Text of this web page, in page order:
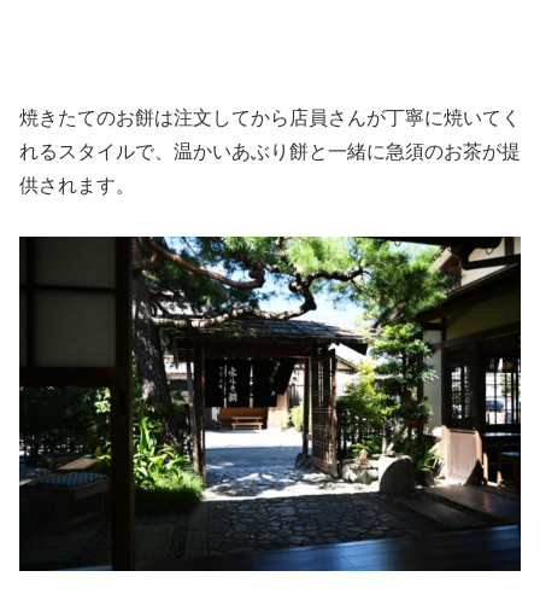
焼きたてのお餅は注文してから店員さんが丁寧に焼いてく
れるスタイルで、温かいあぶり餅と一緒に急須のお茶が提
供されます。